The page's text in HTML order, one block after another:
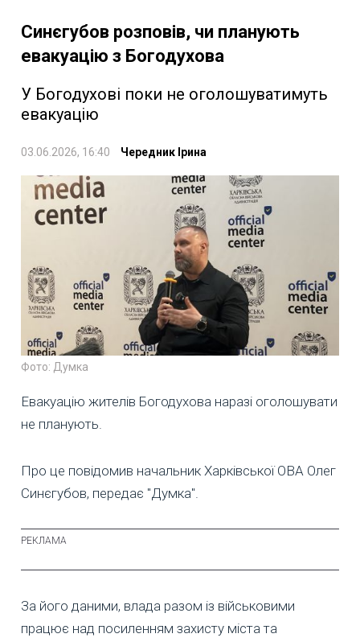
Синєгубов розповів, чи планують
евакуацію з Богодухова
У Богодухові поки не оголошуватимуть
евакуацію
03.06.2026, 16:40 Чередник Ірина
Фото: Думка
Евакуацію жителів Богодухова наразі оголошувати
не планують.
Про це повідомив начальник Харківської ОВА Олег
Синєгубов, передає "Думка".
За його даними, влада разом із військовими
працює над посиленням захисту міста та